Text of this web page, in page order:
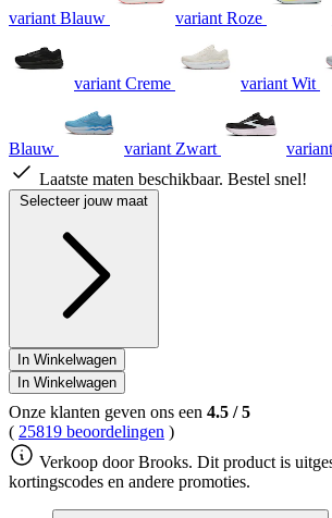
paginalink.
variant Blauw variant Roze
variant Creme variant Wit
Blauw variant Zwart
Laatste maten beschikbaar. Bestel snel!
Selecteer jouw maat
In Winkelwagen
In Winkelwagen
Onze klanten geven ons een 4.5 /5
( 25819 beoordelingen )
Verkoop door Brooks. Dit product is
kortingscodes en andere promoties.